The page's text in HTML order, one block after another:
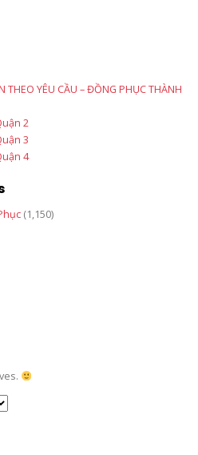
THEO YÊU CẦU – ĐỒNG PHỤC THÀNH
2
3
4
(1,150)